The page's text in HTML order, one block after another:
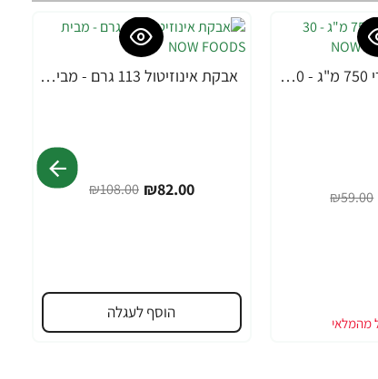
MACA מאקה טרי 750 מ"ג - 30 כמוסות מבית NOW FOODS
₪59.00
-24% אבקת אינוזיטול 113 גרם - מבית NOW FOODS
₪82.00
₪108.00
הוסף לעגלה